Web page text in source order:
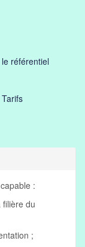
référentiel
Tarifs
:
du
;